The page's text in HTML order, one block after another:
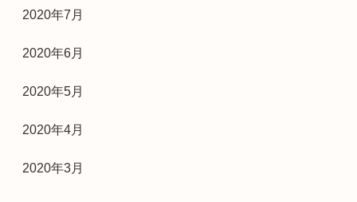
2020年7月
2020年6月
2020年5月
2020年4月
2020年3月